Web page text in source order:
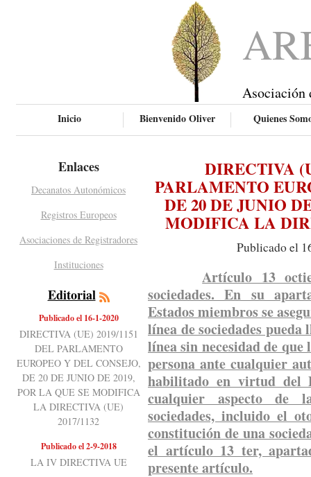
Asociación
Inicio Bienvenido Oliver Quienes
Enlaces
Decanatos Autonómicos
Registros Europeos
Asociaciones de Registradores
Instituciones
Editorial
Publicado el 16-1-2020
DIRECTIVA (UE) 2019/1151
DEL PARLAMENTO
EUROPEO Y DEL CONSEJO,
DE 20 DE JUNIO DE 2019,
POR LA QUE SE MODIFICA
LA DIRECTIVA (UE)
2017/1132
Publicado el 2-9-2018
LA IV DIRECTIVA UE
DIRECTIVA
PARLAMENTO
DE 20 DE JUNIO
MODIFICA LA
Publicado el
Artículo 13
sociedades. En su
Estados miembros se
línea de sociedades
línea sin necesidad de
persona ante cualquier
habilitado en virtud del
cualquier aspecto de
sociedades, incluido el
constitución de una
el artículo 13 ter,
presente artículo.